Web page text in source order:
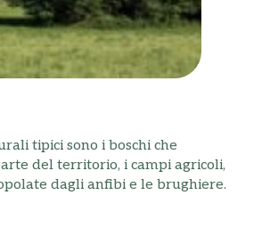
tipici sono i boschi che
del territorio, i campi agricoli,
dagli anfibi e le brughiere.